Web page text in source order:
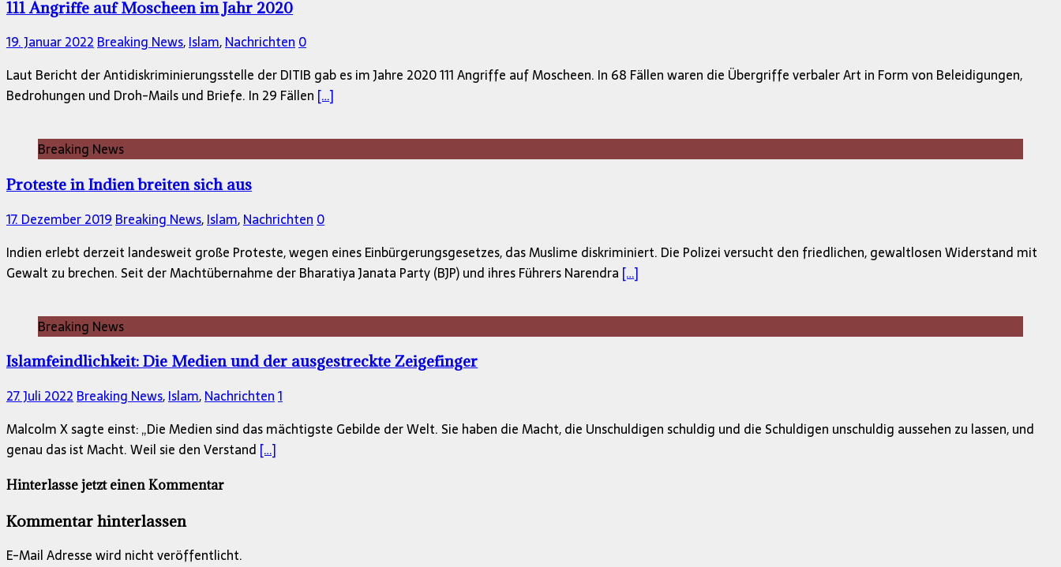
111 Angriffe auf Moscheen im Jahr 2020
19. Januar 2022Breaking News,Islam,Nachrichten0
Laut Bericht der Antidiskriminierungsstelle der DITIB gab es im Jahre 2020 111 Angriffe auf Moscheen. In 68 Fällen waren die Übergriffe verbaler Art in Form von Beleidigungen,
Bedrohungen und Droh-Mails und Briefe. In 29 Fällen […]
Breaking News
Proteste in Indien breiten sich aus
17. Dezember 2019 Breaking News,Islam,Nachrichten 0
Indien erlebt derzeit landesweit große Proteste, wegen eines Einbürgerungsgesetzes, das Muslime diskriminiert. Die Polizei versucht den friedlichen, gewaltlosen Widerstand mit
Gewalt zu brechen. Seit der Machtübernahme der Bharatiya Janata Party (BJP) und ihres Führers Narendra […]
Breaking News
Islamfeindlichkeit: Die Medien und der ausgestreckte Zeigefinger
27. Juli 2022 Breaking News,Islam,Nachrichten1
Malcolm X sagte einst: „Die Medien sind das mächtigste Gebilde der Welt. Sie haben die Macht, die Unschuldigen schuldig und die Schuldigen unschuldig aussehen zu lassen, und
genau das ist Macht. Weil sie den Verstand […]
Hinterlasse jetzt einen Kommentar
Kommentar hinterlassen
E-Mail Adresse wird nicht veröffentlicht.